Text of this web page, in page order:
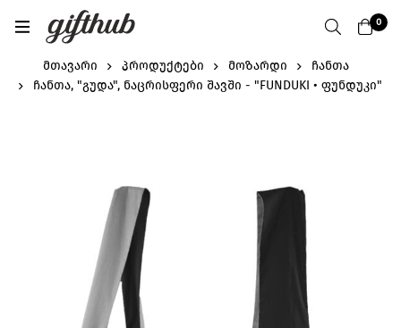
0
მთავარი პროდუქტები მოზარდი
ჩანთა
ჩანთა, "გუდა", ნაცრისფერი შავში - "FUNDUKI • ფუნდუკი"